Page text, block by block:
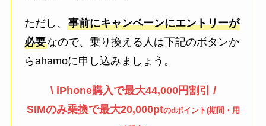
ただし、事前にキャンペーンにエントリーが
必要なので、乗り換える人は下記のボタンか
らahamoに申し込みましょう。
\ iPhone購入で最大44,000円割引 /
SIMのみ乗換で最大20,000ptのdポイント(期間・用